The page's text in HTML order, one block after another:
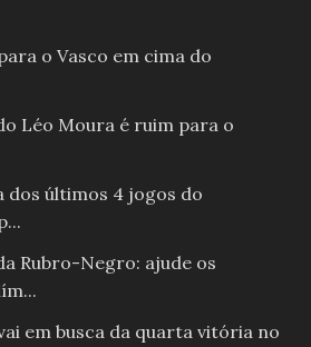
o Vasco em cima do
Léo Moura é ruim para o
dos últimos 4 jogos do
Rubro-Negro: ajude os
em busca da quarta vitória no